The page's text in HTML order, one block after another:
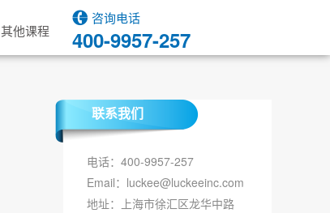
其他课程
咨询电话
400-9957-257
联系我们
电话：400-9957-257
Email：luckee@luckeeinc.com
地址：上海市徐汇区龙华中路